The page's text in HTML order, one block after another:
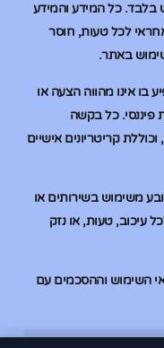
כל המידע והמידע
לכל טעות, חוסר
באתר.
בו אינו מהווה הצעה או
פיננסי. כל בקשה
קריטריונים אישיים
משימוש בשירותים או
עיכוב, טעות, או נזק
השימוש וההסכמים עם